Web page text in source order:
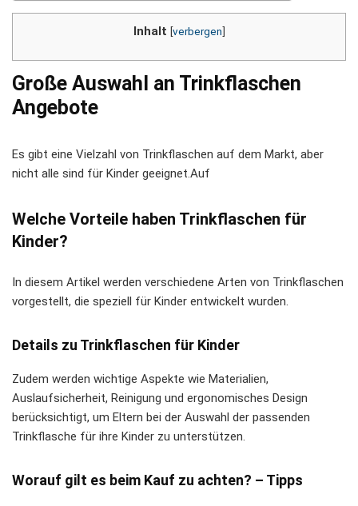
Inhalt [verbergen]
Große Auswahl an Trinkflaschen
Angebote
Es gibt eine Vielzahl von Trinkflaschen auf dem Markt, aber
nicht alle sind für Kinder geeignet.Auf
Welche Vorteile haben Trinkflaschen für
Kinder?
In diesem Artikel werden verschiedene Arten von Trinkflaschen
vorgestellt, die speziell für Kinder entwickelt wurden.
Details zu Trinkflaschen für Kinder
Zudem werden wichtige Aspekte wie Materialien,
Auslaufsicherheit, Reinigung und ergonomisches Design
berücksichtigt, um Eltern bei der Auswahl der passenden
Trinkflasche für ihre Kinder zu unterstützen.
Worauf gilt es beim Kauf zu achten? – Tipps